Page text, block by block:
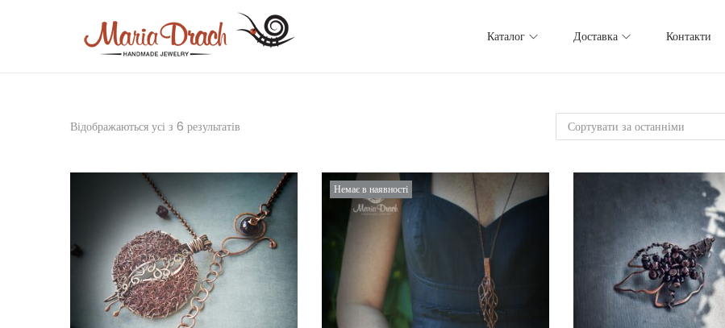
Каталог Доставка Контакти
Відображаються усі з 6 результатів
Немає в наявності